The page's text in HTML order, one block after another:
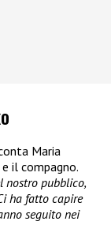
Maria
il compagno.
nostro pubblico,
ha fatto capire
seguito nei